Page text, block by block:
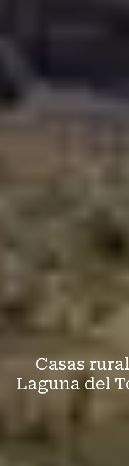
Casas
Laguna del